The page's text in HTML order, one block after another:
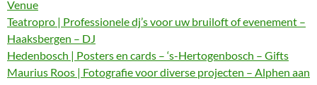
Venue
Teatropro | Professionele dj’s voor uw bruiloft of evenement –
Haaksbergen – DJ
Hedenbosch | Posters en cards – ‘s-Hertogenbosch – Gifts
Maurius Roos | Fotografie voor diverse projecten – Alphen aan